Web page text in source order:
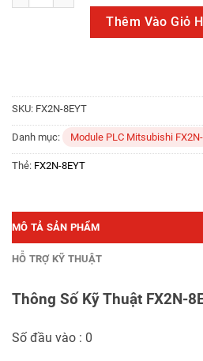
Thêm Vào Giỏ
SKU: FX2N-8EYT
Danh mục: Module PLC Mitsubishi FX2N-
Thẻ: FX2N-8EYT
MÔ TẢ SẢN PHẨM
HỖ TRỢ KỸ THUẬT
Thông Số Kỹ Thuật FX2N-
Số đầu vào : 0